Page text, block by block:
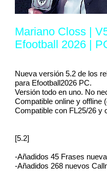
Mariano Closs |
Efootball 2026 |
Nueva versión 5.2 de los
para Efootball2026 PC.
Versión todo en uno. No
Compatible online y offline
Compatible con FL25/26 y
[5.2]
-Añadidos 45 Frases
-Añadidos 268 nuevos